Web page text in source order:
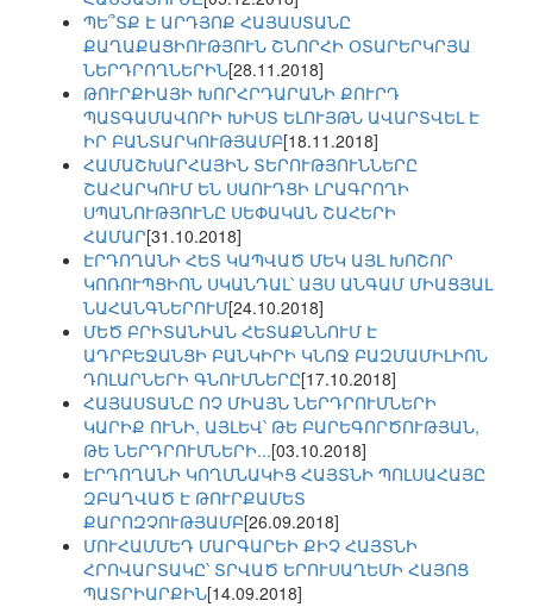
ՊԵ՞ՏՔ Է ԱՐԴՅՈՔ ՀԱՅԱՍՏԱՆԸ
ՔԱՂԱՔԱՑԻՈՒԹՅՈՒՆ ՇՆՈՐՀԻ ՕՏԱՐԵՐԿՐՅԱ
ՆԵՐԴՐՈՂՆԵՐԻՆ[28.11.2018]
ԹՈՒՐՔԻԱՅԻ ԽՈՐՀՐԴԱՐԱՆԻ ՔՈՒՐԴ
ՊԱՏԳԱՄԱՎՈՐԻ ԽԻՍՏ ԵԼՈՒՅԹՆ ԱՎԱՐՏՎԵԼ Է
ԻՐ ԲԱՆՏԱՐԿՈՒԹՅԱՄԲ[18.11.2018]
ՀԱՄԱՇԽԱՐՀԱՅԻՆ ՏԵՐՈՒԹՅՈՒՆՆԵՐԸ
ՇԱՀԱՐԿՈՒՄ ԵՆ ՍԱՈՒԴՑԻ ԼՐԱԳՐՈՂԻ
ՍՊԱՆՈՒԹՅՈՒՆԸ ՍԵՓԱԿԱՆ ՇԱՀԵՐԻ
ՀԱՄԱՐ[31.10.2018]
ԷՐԴՈՂԱՆԻ ՀԵՏ ԿԱՊՎԱԾ ՄԵԿ ԱՅԼ ԽՈՇՈՐ
ԿՈՌՈՒՊՑԻՈՆ ՍԿԱՆԴԱԼ՝ ԱՅՍ ԱՆԳԱՄ ՄԻԱՑՅԱԼ
ՆԱՀԱՆԳՆԵՐՈՒՄ[24.10.2018]
ՄԵԾ ԲՐԻՏԱՆԻԱՆ ՀԵՏԱՔՆՆՈՒՄ Է
ԱԴՐԲԵՋԱՆՑԻ ԲԱՆԿԻՐԻ ԿՆՈՋ ԲԱԶՄԱՄԻԼԻՈՆ
ԴՈԼԱՐՆԵՐԻ ԳՆՈՒՄՆԵՐԸ[17.10.2018]
ՀԱՅԱՍՏԱՆԸ ՈՉ ՄԻԱՅՆ ՆԵՐԴՐՈՒՄՆԵՐԻ
ԿԱՐԻՔ ՈՒՆԻ, ԱՅԼԵՎ՝ ԹԵ ԲԱՐԵԳՈՐԾՈՒԹՅԱՆ,
ԹԵ ՆԵՐԴՐՈՒՄՆԵՐԻ...[03.10.2018]
ԷՐԴՈՂԱՆԻ ԿՈՂՄՆԱԿԻՑ ՀԱՅՏՆԻ ՊՈԼՍԱՀԱՅԸ
ԶԲԱՂՎԱԾ Է ԹՈՒՐՔԱՄԵՏ
ՔԱՐՈԶՉՈՒԹՅԱՄԲ[26.09.2018]
ՄՈՒՀԱՄՄԵԴ ՄԱՐԳԱՐԵԻ ՔԻՉ ՀԱՅՏՆԻ
ՀՐՈՎԱՐՏԱԿԸ՝ ՏՐՎԱԾ ԵՐՈՒՍԱՂԵՄԻ ՀԱՅՈՑ
ՊԱՏՐԻԱՐՔԻՆ[14.09.2018]